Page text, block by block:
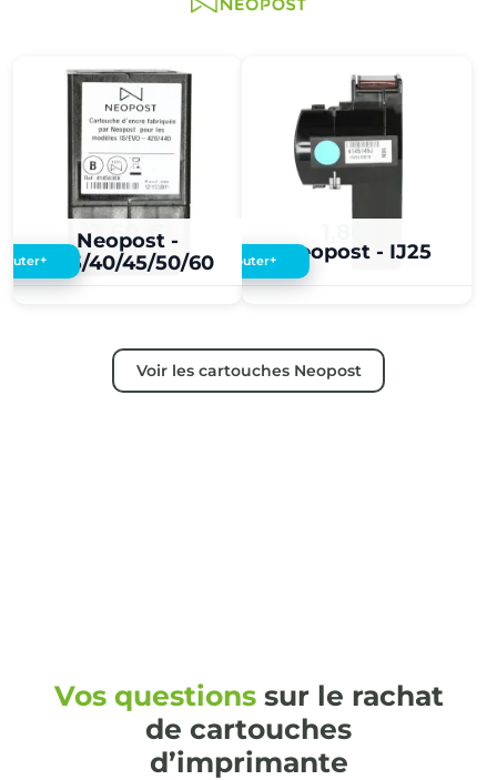
Neopost -
IJ35/40/45/50/60
3,60 €
+ Neopost - IJ25
Ajouter+
Voir les cartouches Neopost
Vos questionssur le rachat
de cartouches
d’imprimante